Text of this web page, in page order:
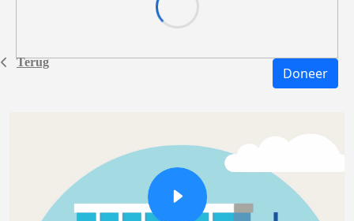
Terug
Doneer